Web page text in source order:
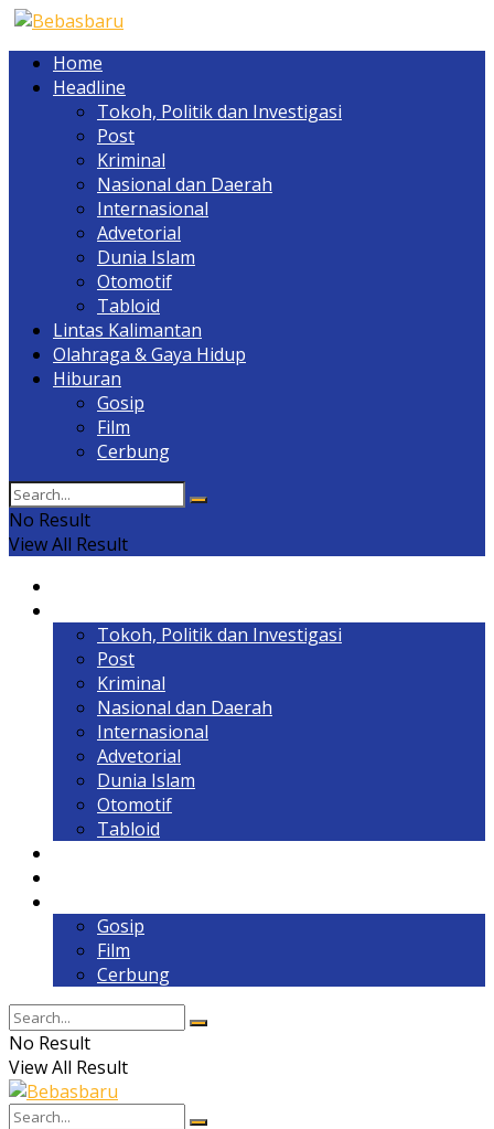
Home
Headline
Tokoh, Politik dan Investigasi
Post
Kriminal
Nasional dan Daerah
Internasional
Advetorial
Dunia Islam
Otomotif
Tabloid
Lintas Kalimantan
Olahraga & Gaya Hidup
Hiburan
Gosip
Film
Cerbung
No Result
View All Result
Tokoh, Politik dan Investigasi
Post
Kriminal
Nasional dan Daerah
Internasional
Advetorial
Dunia Islam
Otomotif
Tabloid
Gosip
Film
Cerbung
No Result
View All Result